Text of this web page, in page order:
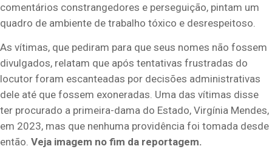
comentários constrangedores e perseguição, pintam um
quadro de ambiente de trabalho tóxico e desrespeitoso.
As vítimas, que pediram para que seus nomes não fossem
divulgados, relatam que após tentativas frustradas do
locutor foram escanteadas por decisões administrativas
dele até que fossem exoneradas. Uma das vítimas disse
ter procurado a primeira-dama do Estado, Virgínia Mendes,
em 2023, mas que nenhuma providência foi tomada desde
então. Veja imagem no fim da reportagem.